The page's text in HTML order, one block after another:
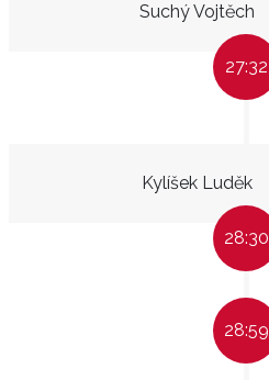
Suchý Vojtěch
27:32
Kylíšek Luděk
28:30
28:59